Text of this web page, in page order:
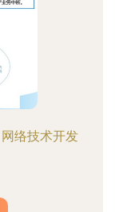
络技术开发